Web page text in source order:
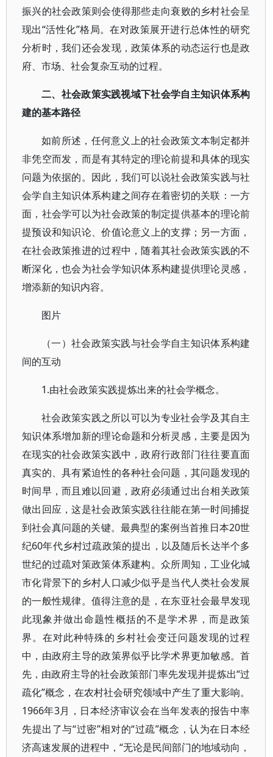
振兴的社会政策则会使得那些走向衰败的乡村社会呈
现出“活性化”格局。在对政策展开进行总体性的研究
分析时，我们还会发现，政策体系的动态运行也是政
府、市场、社会复杂互动的过程。
二、社会政策实践视域下社会学自主知识体系构
建的基本路径
如前所述，任何意义上的社会政策文本制定都并
非凭空而发，而是有其特定的理论前提和具体的现实
问题为依据的。因此，我们可以说社会政策实践与社
会学自主知识体系构建之间存在着密切的关联：一方
面，社会学可以为社会政策的制定提供基本的理论前
提预设和知识论、价值论意义上的支撑；另一方面，
在社会政策推进的过程中，随着其社会政策实践的不
断深化，也会为社会学知识体系构建提供理论灵感，
增添新的知识内容。
图片
（一）社会政策实践与社会学自主知识体系构建
间的互动
1.由社会政策实践提炼出来的社会学概念。
社会政策实践之所以可以为专业社会学及其自主
知识体系增加新的理论命题和分析灵感，主要是因为
在现实的社会政策实践中，政府行政部门往往要直面
真实的、具有紧迫性的各种社会问题，其问题发现的
时间早，而且难以回避，政府必须通过出台相关政策
做出回应，这是社会政策实践往往能在第一时间捕捉
到社会真问题的关键。最典型的案例当首推日本20世
纪60年代乡村过疏政策的提出，以及随后长达半个多
世纪的过疏对策政策体系建构。众所周知，工业化城
市化背景下的乡村人口减少似乎是当代人类社会发展
的一般性规律。值得注意的是，在东亚社会最早发现
此现象并做出命题性概括的不是学术界，而是政策
界。在对此种特殊的乡村社会变迁问题发现的过程
中，由政府主导的政策界似乎比学术界更加敏感。首
先，由政府主导的社会政策部门率先发现并提炼出“过
疏化”概念，在农村社会研究领域中产生了重大影响。
1966年3月，日本经济审议会在当年发表的报告中率
先提出了与“过密”相对的“过疏”概念，认为在日本经
济高速发展的进程中，“无论是民间部门的地域动向，